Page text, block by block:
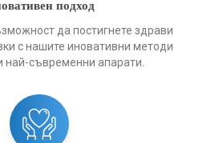
подход
да постигнете здрави
с нашите иновативни методи
най-съвременни апарати.